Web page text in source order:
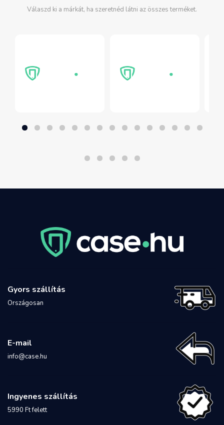
Válaszd ki a márkát, ha szeretnéd látni az összes terméket.
Gyors szállítás
Országosan
E-mail
info@case.hu
Ingyenes szállítás
5990 Ft felett